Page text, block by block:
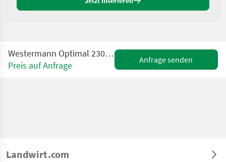
Westermann Optimal 2300mm Heck / Frontanbau Dreipunkt
Preis auf Anfrage
Anfrage senden
Landwirt.com